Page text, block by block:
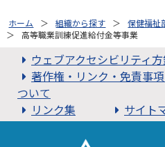
ホーム 組織から探す 保健福祉
高等職業訓練促進給付金等事業
ウェブアクセシビリティ
著作権・リンク・免責事
ついて
リンク集
サイト